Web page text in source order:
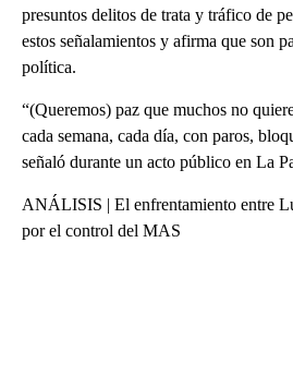
presuntos delitos de trata y tráfico de
estos señalamientos y afirma que son
política.
“(Queremos) paz que muchos no
cada semana, cada día, con paros,
señaló durante un acto público en La
ANÁLISIS | El enfrentamiento entre
por el control del MAS